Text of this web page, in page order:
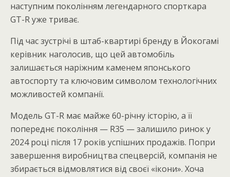
наступним поколінням легендарного спорткара
GT-R уже триває.
Під час зустрічі в штаб-квартирі бренду в Йокогамі
керівник наголосив, що цей автомобіль
залишається наріжним каменем японського
автоспорту та ключовим символом технологічних
можливостей компанії.
Модель GT-R має майже 60-річну історію, а її
попереднє покоління — R35 — залишило ринок у
2024 році після 17 років успішних продажів. Попри
завершення виробництва спецверсій, компанія не
збирається відмовлятися від своєї «ікони». Хоча